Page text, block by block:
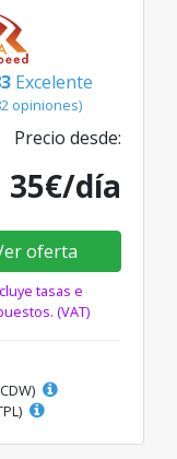
Excelente
opiniones)
Precio desde:
35€/día
oferta
tasas e
(VAT)